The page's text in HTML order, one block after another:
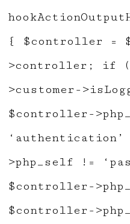
{ $controller =
>controller; if (
>customer-
$controller-
>php_self !=
$controller-
$controller-